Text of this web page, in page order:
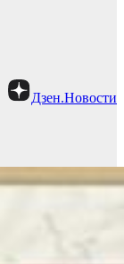
Дзен.Новости